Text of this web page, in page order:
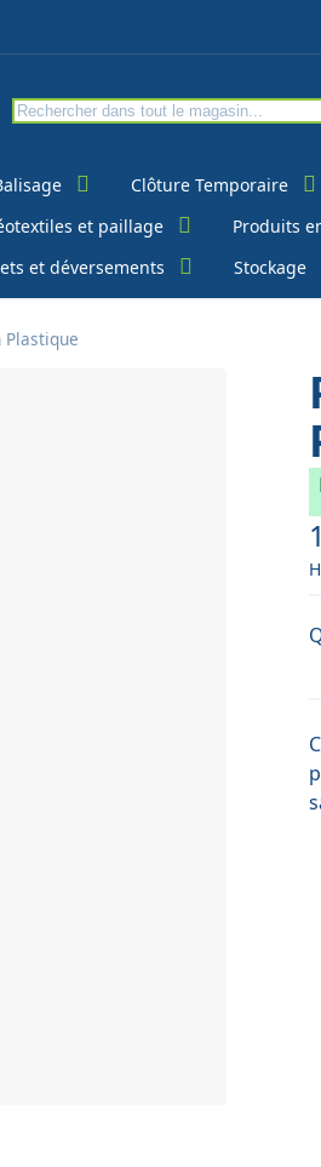
Clôture Temporaire
et paillage Produits
et déversements Stockage